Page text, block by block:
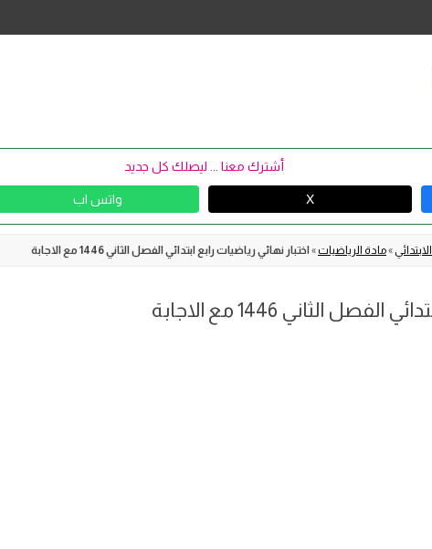
أشترك معنا ... ليصلك كل جديد
X واتس اب
»مادة الرياضيات» اختبار نهائي رياضيات رابع ابتدائي الفصل الثاني 1446 مع الاجابة
الثاني 1446 مع الاجابة